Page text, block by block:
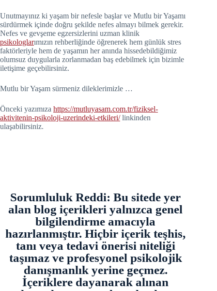
Unutmayınız ki yaşam bir nefesle başlar ve Mutlu bir Yaşamı
sürdürmek içinde doğru şekilde nefes almayı bilmek gerekir.
Nefes ve gevşeme egzersizlerini uzman klinik
psikologlarımızın rehberliğinde öğrenerek hem günlük stres
faktörleriyle hem de yaşamın her anında hissedebildiğimiz
olumsuz duygularla zorlanmadan baş edebilmek için bizimle
iletişime geçebilirsiniz.
Mutlu bir Yaşam sürmeniz dileklerimizle …
Önceki yazımıza https://mutluyasam.com.tr/fiziksel-
aktivitenin-psikoloji-uzerindeki-etkileri/linkinden
ulaşabilirsiniz.
Sorumluluk Reddi: Bu sitede yer
alan blog içerikleri yalnızca genel
bilgilendirme amacıyla
hazırlanmıştır. Hiçbir içerik teşhis,
tanı veya tedavi önerisi niteliği
taşımaz ve profesyonel psikolojik
danışmanlık yerine geçmez.
İçeriklere dayanarak alınan